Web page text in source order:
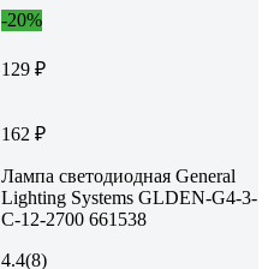
-20%
129 ₽
162 ₽
Лампа светодиодная General
Lighting Systems GLDEN-G4-3-
C-12-2700 661538
4.4(8)